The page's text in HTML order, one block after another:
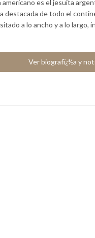
americano es el jesuita
destacada de todo el
a lo ancho y a lo
Ver biografï¿½a y